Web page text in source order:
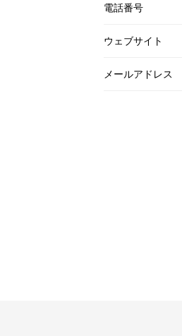
電話番号
ウェブサイト
メールアドレス